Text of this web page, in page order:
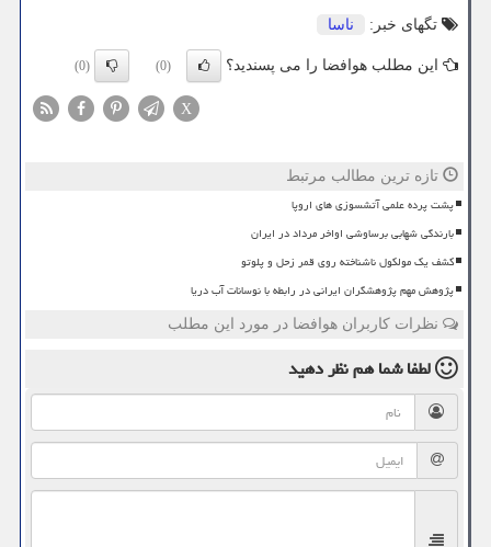
تگهای خبر:
ناسا
این مطلب هوافضا را می پسندید؟ (0)
(0)
X
تازه ترین مطالب مرتبط
پشت پرده علمی آتشسوزی های اروپا
بارندگی شهابی برساوشی اواخر مرداد در ایران
کشف یک مولکول ناشناخته روی قمر زحل و پلوتو
پژوهش مهم پژوهشگران ایرانی در رابطه با نوسانات آب دریا
نظرات کاربران هوافضا در مورد این مطلب
لطفا شما همنظر دهید